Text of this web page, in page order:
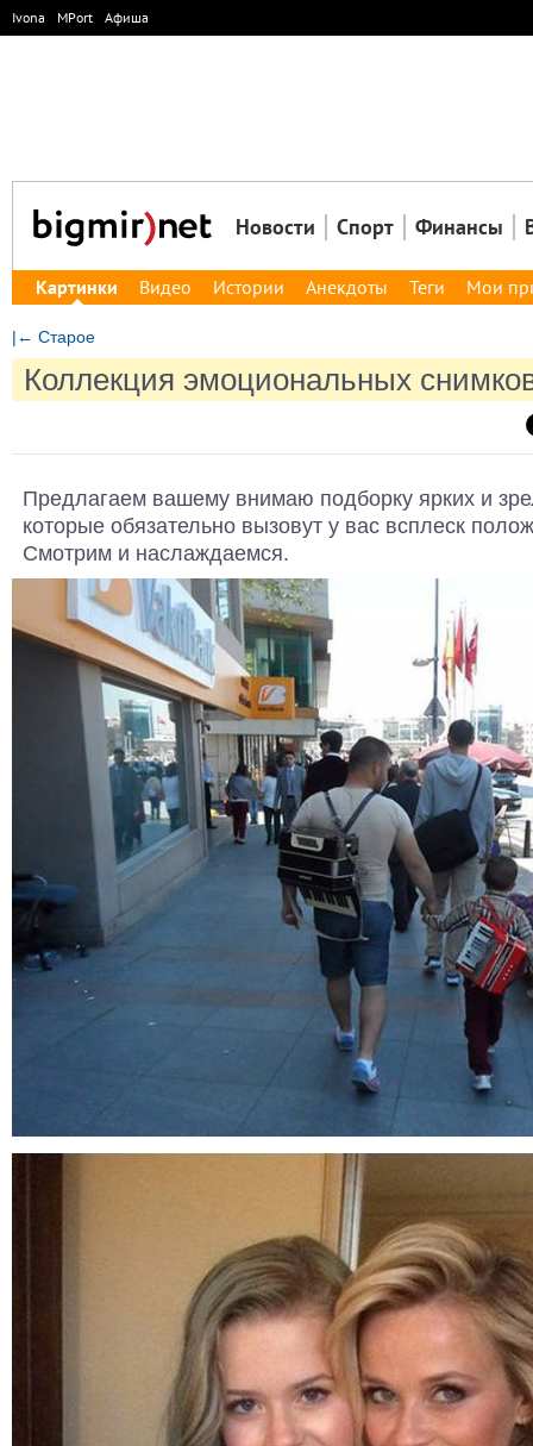
Ivona MPort Афиша
Новости Спорт Финансы
Картинки Видео Истории Анекдоты Теги Мои
|← Старое
Коллекция эмоциональных
Предлагаем вашему внимаю подборку ярких и
которые обязательно вызовут у вас всплеск
Смотрим и наслаждаемся.